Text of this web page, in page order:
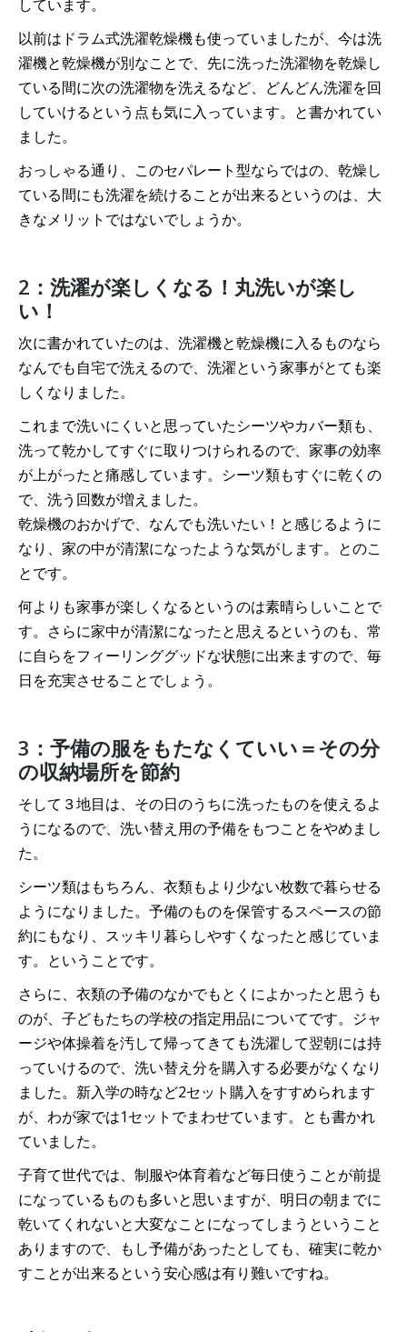
しています。
以前はドラム式洗濯乾燥機も使っていましたが、今は洗
濯機と乾燥機が別なことで、先に洗った洗濯物を乾燥し
ている間に次の洗濯物を洗えるなど、どんどん洗濯を回
していけるという点も気に入っています。と書かれてい
ました。
おっしゃる通り、このセパレート型ならではの、乾燥し
ている間にも洗濯を続けることが出来るというのは、大
きなメリットではないでしょうか。
2：洗濯が楽しくなる！丸洗いが楽し
い！
次に書かれていたのは、洗濯機と乾燥機に入るものなら
なんでも自宅で洗えるので、洗濯という家事がとても楽
しくなりました。
これまで洗いにくいと思っていたシーツやカバー類も、
洗って乾かしてすぐに取りつけられるので、家事の効率
が上がったと痛感しています。シーツ類もすぐに乾くの
で、洗う回数が増えました。
乾燥機のおかげで、なんでも洗いたい！と感じるように
なり、家の中が清潔になったような気がします。とのこ
とです。
何よりも家事が楽しくなるというのは素晴らしいことで
す。さらに家中が清潔になったと思えるというのも、常
に自らをフィーリンググッドな状態に出来ますので、毎
日を充実させることでしょう。
3：予備の服をもたなくていい＝その分
の収納場所を節約
そして３地目は、その日のうちに洗ったものを使えるよ
うになるので、洗い替え用の予備をもつことをやめまし
た。
シーツ類はもちろん、衣類もより少ない枚数で暮らせる
ようになりました。予備のものを保管するスペースの節
約にもなり、スッキリ暮らしやすくなったと感じていま
す。ということです。
さらに、衣類の予備のなかでもとくによかったと思うも
のが、子どもたちの学校の指定用品についてです。ジャ
ージや体操着を汚して帰ってきても洗濯して翌朝には持
っていけるので、洗い替え分を購入する必要がなくなり
ました。新入学の時など2セット購入をすすめられます
が、わが家では1セットでまわせています。とも書かれ
ていました。
子育て世代では、制服や体育着など毎日使うことが前提
になっているものも多いと思いますが、明日の朝までに
乾いてくれないと大変なことになってしまうということ
ありますので、もし予備があったとしても、確実に乾か
すことが出来るという安心感は有り難いですね。